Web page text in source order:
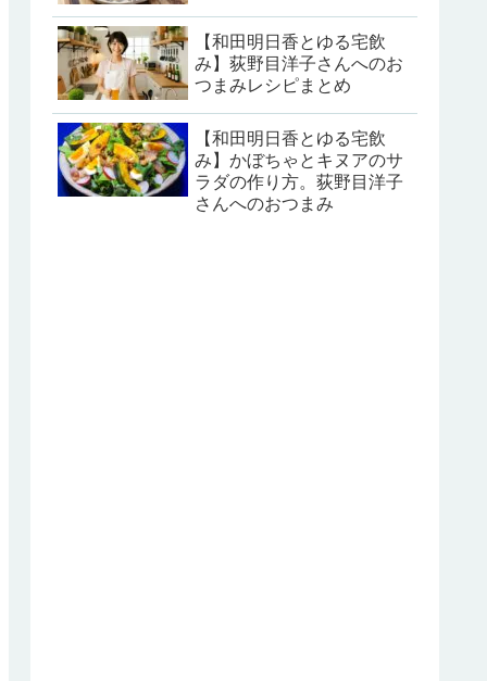
【和田明日香とゆる宅飲
み】荻野目洋子さんへのお
つまみレシピまとめ
【和田明日香とゆる宅飲
み】かぼちゃとキヌアのサ
ラダの作り方。荻野目洋子
さんへのおつまみ